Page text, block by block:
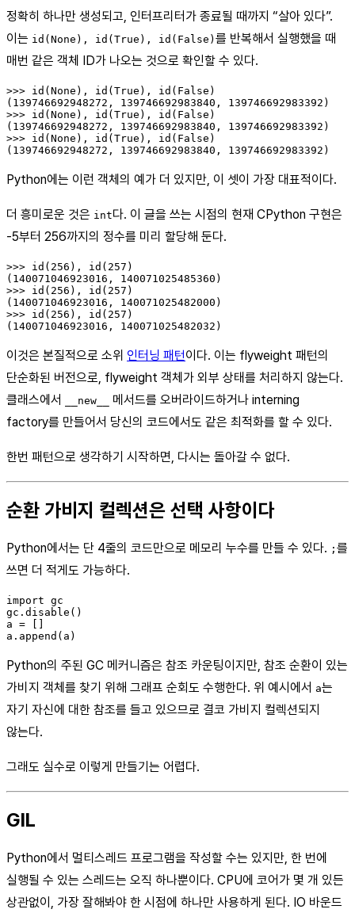
정확히 하나만 생성되고, 인터프리터가 종료될 때까지 “살아 있다”.
이는 id(None), id(True), id(False) 를 반복해서 실행했을 때
매번 같은 객체 ID가 나오는 것으로 확인할 수 있다.
>>> id(None), id(True), id(False)
(139746692948272, 139746692983840, 139746692983392)
>>> id(None), id(True), id(False)
(139746692948272, 139746692983840, 139746692983392)
>>> id(None), id(True), id(False)
Python에는 이런 객체의 예가 더 있지만, 이 셋이 가장 대표적이다.
더 흥미로운 것은 int다. 이 글을 쓰는 시점의 현재 CPython 구현은
-5부터 256까지의 정수를 미리 할당해 둔다.
>>> id(256), id(257)
(140071046923016, 140071025485360)
>>> id(256), id(257)
(140071046923016, 140071025482000)
>>> id(256), id(257)
이것은 본질적으로 소위 인터닝 패턴이다. 이는 flyweight 패턴의
단순화된 버전으로, flyweight 객체가 외부 상태를 처리하지 않는다.
클래스에서
__new__
메서드를 오버라이드하거나 interning
factory를 만들어서 당신의 코드에서도 같은 최적화를 할 수 있다.
한번 패턴으로 생각하기 시작하면, 다시는 돌아갈 수 없다.
순환 가비지 컬렉션은 선택 사항이다
Python에서는 단 4줄의 코드만으로 메모리 누수를 만들 수 있다. ; 를
쓰면 더 적게도 가능하다.
import gc
gc.disable()
a = []
Python의 주된 GC 메커니즘은 참조 카운팅이지만, 참조 순환이 있는
가비지 객체를 찾기 위해 그래프 순회도 수행한다. 위 예시에서 a는
자기 자신에 대한 참조를 들고 있으므로 결코 가비지 컬렉션되지
않는다.
그래도 실수로 이렇게 만들기는 어렵다.
GIL
Python에서 멀티스레드 프로그램을 작성할 수는 있지만, 한 번에
실행될 수 있는 스레드는 오직 하나뿐이다. CPU에 코어가 몇 개 있든
상관없이, 가장 잘해봐야 한 시점에 하나만 사용하게 된다. IO 바운드